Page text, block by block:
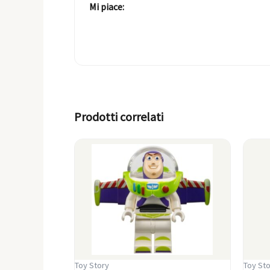
Mi piace:
Prodotti correlati
Toy Story Toy